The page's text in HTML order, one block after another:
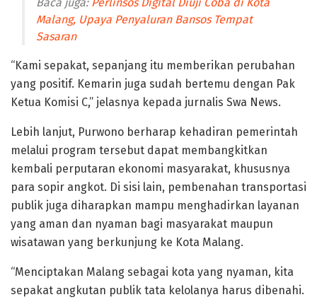
Malang, Upaya Penyaluran Bansos Tempat
Sasaran
“Kami sepakat, sepanjang itu memberikan perubahan
yang positif. Kemarin juga sudah bertemu dengan Pak
Ketua Komisi C,” jelasnya kepada jurnalis Swa News.
Lebih lanjut, Purwono berharap kehadiran pemerintah
melalui program tersebut dapat membangkitkan
kembali perputaran ekonomi masyarakat, khususnya
para sopir angkot. Di sisi lain, pembenahan transportasi
publik juga diharapkan mampu menghadirkan layanan
yang aman dan nyaman bagi masyarakat maupun
wisatawan yang berkunjung ke Kota Malang.
“Menciptakan Malang sebagai kota yang nyaman, kita
sepakat angkutan publik tata kelolanya harus dibenahi.